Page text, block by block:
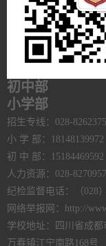
初中部
小学部
招生专线：028-
小 学 部：
初 中 部：15184469592
人力资源：028-
纪检监督电话：（028
网络举报网：http://
学校地址：四川省成都
万春镇江宁南路168号